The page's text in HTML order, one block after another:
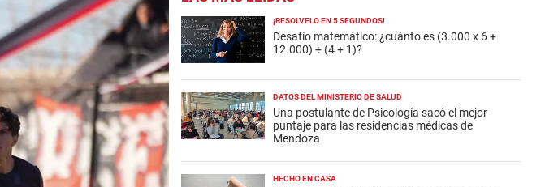
¡RESOLVELO EN 5 SEGUNDOS!
Desafío matemático: ¿cuánto es (3.000 x 6 +
12.000) ÷ (4 + 1)?
DATOS DEL MINISTERIO DE SALUD
Una postulante de Psicología sacó el mejor
puntaje para las residencias médicas de
Mendoza
HECHO EN CASA